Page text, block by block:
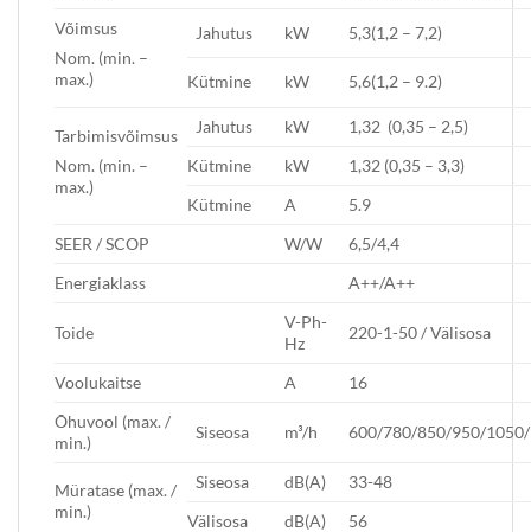
Võimsus
Nom. (min. –
max.)
Jahutus kW 5,3(1,2 – 7,2)
Kütmine kW 5,6(1,2 – 9.2)
Tarbimisvõimsus
Nom. (min. –
max.)
Jahutus kW
1,32 (0,35 – 2,5)
Kütmine
kW
1,32 (0,35 – 3,3)
Kütmine
A
5.9
SEER / SCOP
W/W
6,5/4,4
Energiaklass
A++/A++
Toide
V-Ph-
Hz
220-1-50 / Välisosa
Voolukaitse A
16
Õhuvool (max. /
min.)
Siseosa m³/h 600/780/850/950/
Müratase (max. /
min.)
Siseosa dB(A)
33-48
Välisosa
dB(A) 56